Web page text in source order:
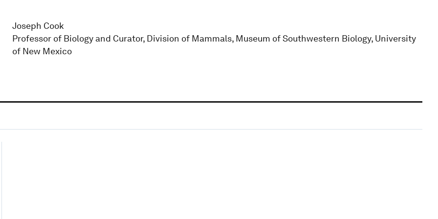
Joseph Cook
Professor of Biology and Curator, Division of Mammals, Museum of Southwestern Biology, University
of New Mexico